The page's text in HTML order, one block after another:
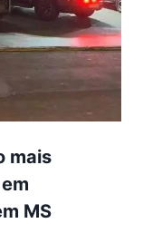
mais
MS